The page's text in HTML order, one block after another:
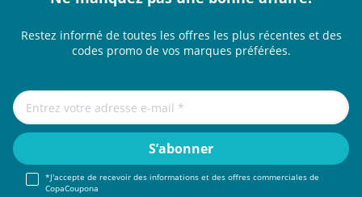
Restez informé de toutes les offres les plus récentes et des
codes promo de vos marques préférées.
*J'accepte de recevoir des informations et des offres commerciales de
CopaCoupona